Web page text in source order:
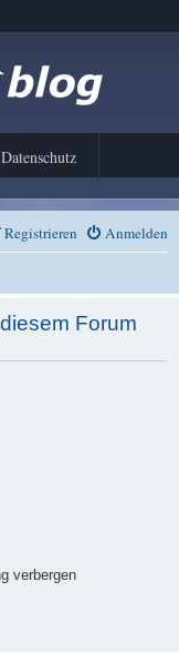
Datenschutz
Anmelden
Registrieren
Forum
verbergen